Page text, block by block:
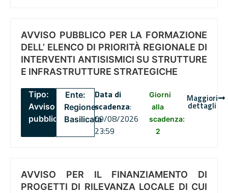
AVVISO PUBBLICO PER LA FORMAZIONE
DELL’ ELENCO DI PRIORITÀ REGIONALE DI
INTERVENTI ANTISISMICI SU STRUTTURE
E INFRASTRUTTURE STRATEGICHE
Tipo:
Avviso
pubblico
Ente:
Regione
Basilicata
Data di
scadenza:
09/08/2026
23:59
Giorni
alla
scadenza:
2
Maggiori
dettagli
AVVISO PER IL FINANZIAMENTO DI
PROGETTI DI RILEVANZA LOCALE DI CUI